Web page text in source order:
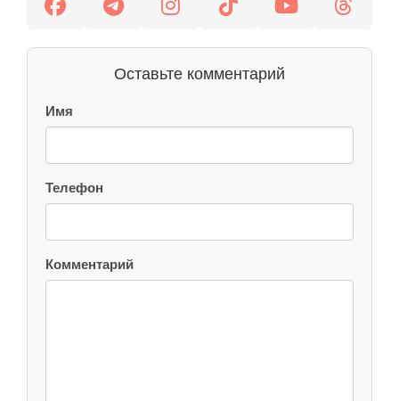
Оставьте комментарий
Имя
Телефон
Комментарий